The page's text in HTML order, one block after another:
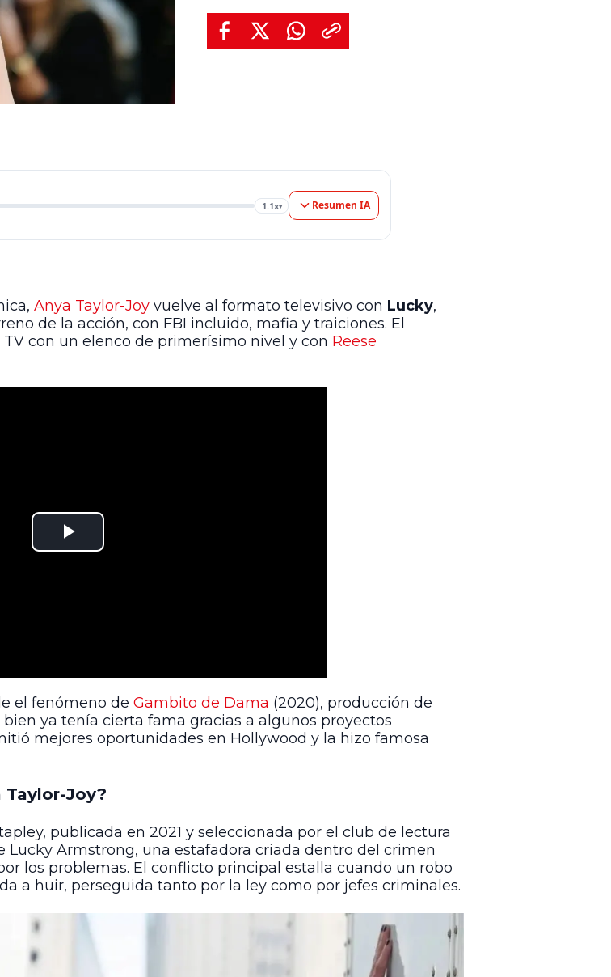
1.1x▾ Resumen IA
Anya Taylor-Joy vuelve al formato televisivo con Lucky,
de la acción, con FBI incluido, mafia y traiciones. El
con un elenco de primerísimo nivel y con Reese
el fenómeno de Gambito de Dama (2020), producción de
ya tenía cierta fama gracias a algunos proyectos
mejores oportunidades en Hollywood y la hizo famosa
Taylor-Joy?
publicada en 2021 y seleccionada por el club de lectura
Lucky Armstrong, una estafadora criada dentro del crimen
los problemas. El conflicto principal estalla cuando un robo
a huir, perseguida tanto por la ley como por jefes criminales.